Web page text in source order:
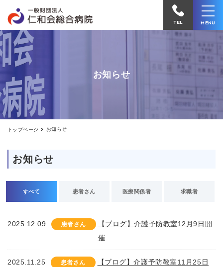
せ
病
院
電
TEL MENU
お知らせ
トップページ お知らせ
お知らせ
すべて 患者さん 医療関係者 求職者
2025.12.09 患者さん
【ブログ】介護予防教室12月9日開
催
2025.11.25 患者さん
【ブログ】介護予防教室11月25日